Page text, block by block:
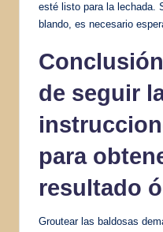
esté listo para la lechada.
blando, es necesario
de seguir
para
resultado
Groutear las baldosas